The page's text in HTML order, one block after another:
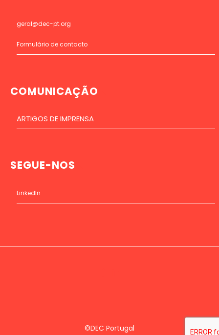
geral@dec-pt.org
Formulário de contacto
COMUNICAÇÃO
ARTIGOS DE IMPRENSA
SEGUE-NOS
LinkedIn
©DEC Portugal